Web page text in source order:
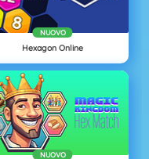
NUOVO
Hexagon Online
NUOVO